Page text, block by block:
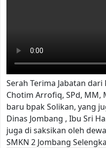
Serah Terima Jabatan
Chotim Arrofiq, SPd, MM,
baru bpak Solikan, yang
Dinas Jombang , Ibu Sri
juga di saksikan oleh
SMKN 2 Jombang